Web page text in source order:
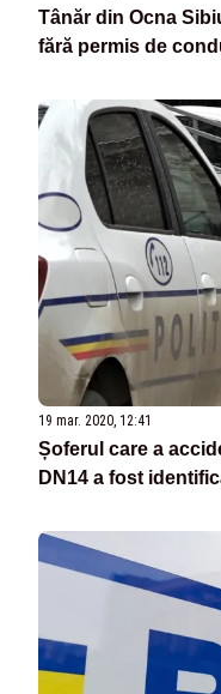
Tânăr din Ocna
fără permis de
19 mar. 2020, 12:41
Șoferul care a
DN14 a fost